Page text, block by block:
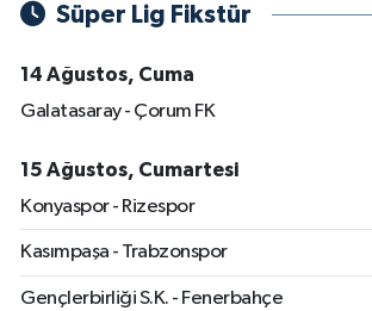
Süper Lig Fikstür
14 Ağustos, Cuma
Galatasaray - Çorum FK
15 Ağustos, Cumartesi
Konyaspor - Rizespor
Kasımpaşa - Trabzonspor
Gençlerbirliği S.K. - Fenerbahçe